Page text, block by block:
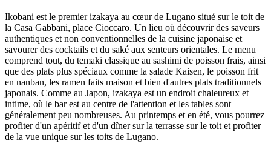
Ikobani est le premier izakaya au cœur de Lugano situé sur le toit de
la Casa Gabbani, place Cioccaro. Un lieu où découvrir des saveurs
authentiques et non conventionnelles de la cuisine japonaise et
savourer des cocktails et du saké aux senteurs orientales. Le menu
comprend tout, du temaki classique au sashimi de poisson frais, ainsi
que des plats plus spéciaux comme la salade Kaisen, le poisson frit
en nanban, les ramen faits maison et bien d'autres plats traditionnels
japonais. Comme au Japon, izakaya est un endroit chaleureux et
intime, où le bar est au centre de l'attention et les tables sont
généralement peu nombreuses. Au printemps et en été, vous pourrez
profiter d'un apéritif et d'un dîner sur la terrasse sur le toit et profiter
de la vue unique sur les toits de Lugano.